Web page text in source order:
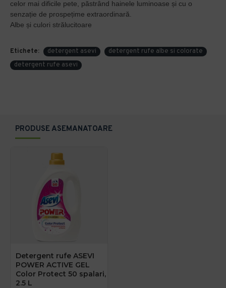
celor mai dificile pete, păstrând hainele luminoase și cu o
senzație de prospețime extraordinară.
Albe și culori strălucitoare
Etichete: detergent asevi
detergent rufe albe si colorate
detergent rufe asevi
PRODUSE ASEMANATOARE
Detergent rufe ASEVI
POWER ACTIVE GEL
Color Protect 50 spalari,
2.5 L